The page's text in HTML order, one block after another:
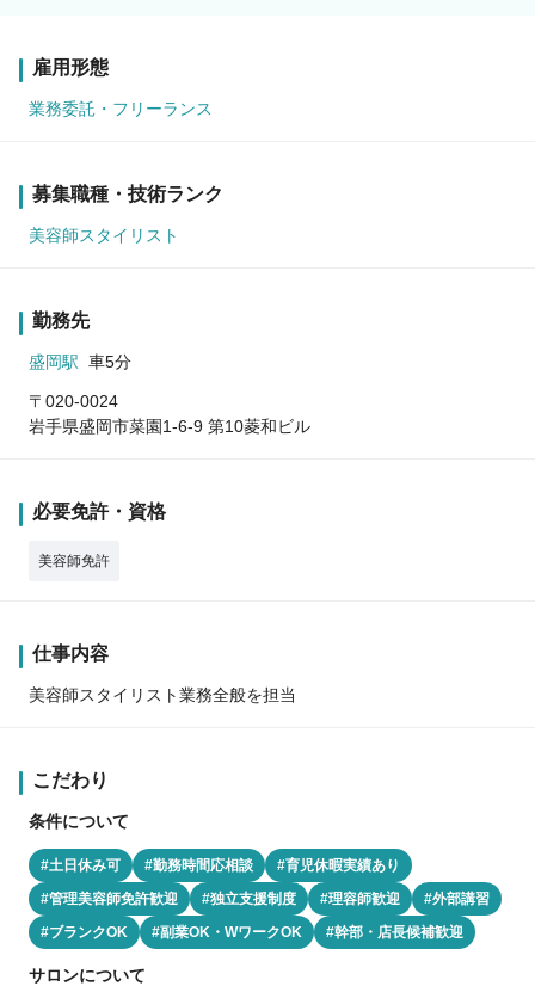
雇用形態
業務委託・フリーランス
募集職種・技術ランク
美容師スタイリスト
勤務先
盛岡駅 車5分
〒020-0024
岩手県盛岡市菜園1-6-9 第10菱和ビル
必要免許・資格
美容師免許
仕事内容
美容師スタイリスト業務全般を担当
こだわり
条件について
#土日休み可 #勤務時間応相談
#育児休暇実績あり
#管理美容師免許歓迎
#独立支援制度 #理容師歓迎
#外部講習
#ブランクOK
#副業OK・WワークOK #幹部・店長候補歓迎
サロンについて